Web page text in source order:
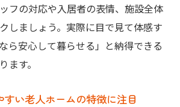
フの対応や入居者の表情、施設全体
しましょう。実際に目で見て体感す
ら安心して暮らせる」と納得できる
ます。
い老人ホームの特徴に注目